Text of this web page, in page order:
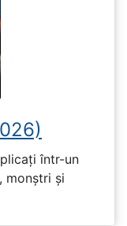
într-un
monștri și